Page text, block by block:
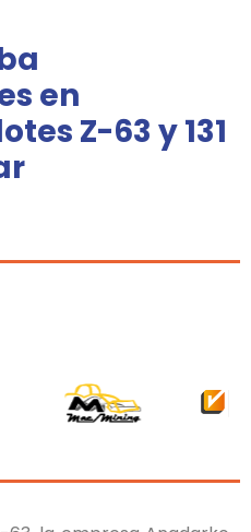
en
Z-63 y 131